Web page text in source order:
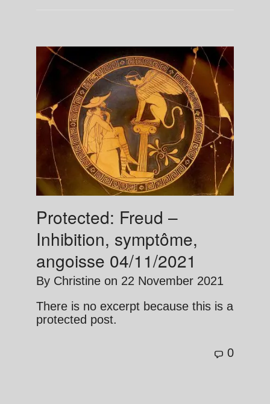
Protected: Freud –
Inhibition, symptôme,
angoisse 04/11/2021
By Christine on 22 November 2021
There is no excerpt because this is a
protected post.
0